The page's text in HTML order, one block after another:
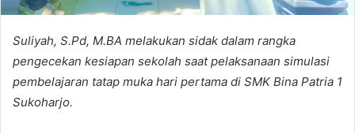
Suliyah, S.Pd, M.BA melakukan sidak dalam rangka
pengecekan kesiapan sekolah saat pelaksanaan simulasi
pembelajaran tatap muka hari pertama di SMK Bina Patria 1
Sukoharjo.